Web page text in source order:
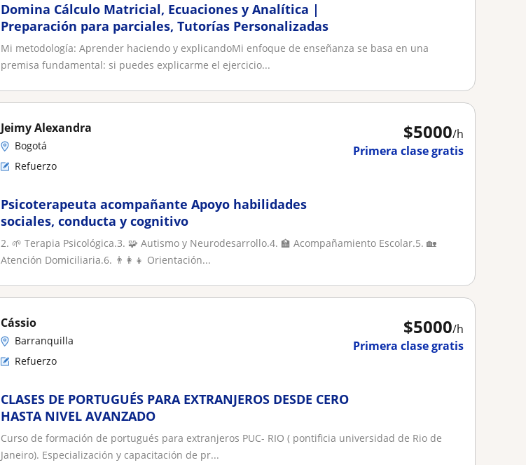
Domina Cálculo Matricial, Ecuaciones y Analítica |
Preparación para parciales, Tutorías Personalizadas
Mi metodología: Aprender haciendo y explicandoMi enfoque de enseñanza se basa en una
premisa fundamental: si puedes explicarme el ejercicio...
$5000/h
Primera clase gratis
Jeimy Alexandra
Bogotá
Refuerzo
Psicoterapeuta acompañante Apoyo habilidades
sociales, conducta y cognitivo
2. 🌱 Terapia Psicológica.3. 🧩 Autismo y Neurodesarrollo.4. 🏫 Acompañamiento Escolar.5. 🏡
Atención Domiciliaria.6. 👨‍👩‍👧 Orientación...
$5000/h
Primera clase gratis
Cássio
Barranquilla
Refuerzo
CLASES DE PORTUGUÉS PARA EXTRANJEROS DESDE CERO
HASTA NIVEL AVANZADO
Curso de formación de portugués para extranjeros PUC- RIO ( pontificia universidad de Rio de
Janeiro). Especialización y capacitación de pr...